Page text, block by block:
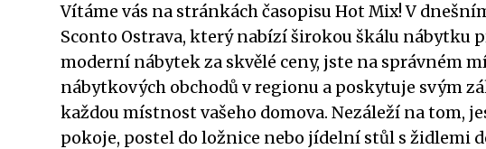
Vítáme vás na stránkách časopisu Hot Mix! V
Sconto Ostrava, který nabízí širokou škálu nábytku
moderní nábytek za skvělé ceny, jste na správném
nábytkových obchodů v regionu a poskytuje svým
každou místnost vašeho domova. Nezáleží na tom,
pokoje, postel do ložnice nebo jídelní stůl s židlemi